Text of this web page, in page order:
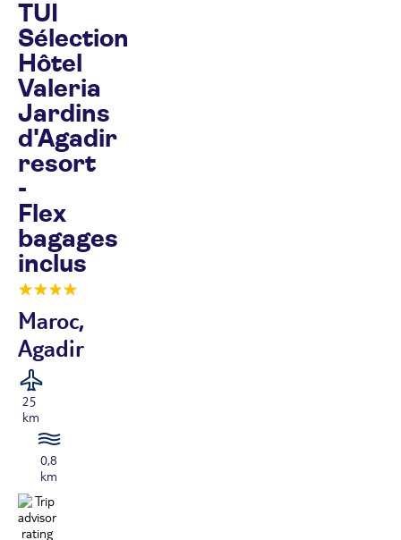
TUI
Sélection
Hôtel
Valeria
Jardins
d'Agadir
resort
-
Flex
bagages
inclus
Maroc,
Agadir
25
km
0,8
km